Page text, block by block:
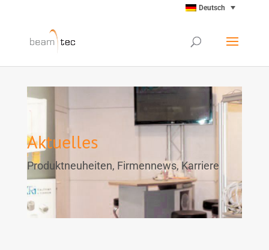
Deutsch
Aktuelles
Produktneuheiten, Firmennews, Karriere